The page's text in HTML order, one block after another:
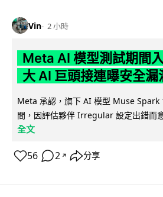
Vin 2 小時
Meta AI 模型測試期間
大 AI 巨頭接連曝安全漏
Meta 承認，旗下 AI 模型 Muse Spark
間，因評估夥伴 Irregular 設定出錯而
全文
56 2 ↗ 分享